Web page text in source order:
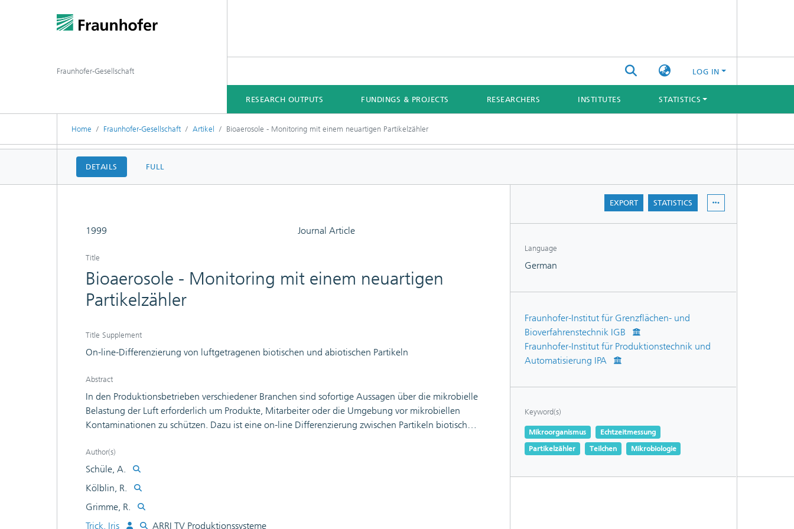
LOG IN
RESEARCH OUTPUTS FUNDINGS & PROJECTS RESEARCHERS INSTITUTES STATISTICS
Fraunhofer-Gesellschaft
Home Fraunhofer-Gesellschaft Artikel Bioaerosole - Monitoring mit einem neuartigen Partikelzähler
DETAILS FULL
EXPORT STATISTICS
1999 Journal Article
Title
Bioaerosole - Monitoring mit einem neuartigen
Partikelzähler
Title Supplement
On-line-Differenzierung von luftgetragenen biotischen und abiotischen Partikeln
Abstract
In den Produktionsbetrieben verschiedener Branchen sind sofortige Aussagen über die mikrobielle
Belastung der Luft erforderlich um Produkte, Mitarbeiter oder die Umgebung vor mikrobiellen
Kontaminationen zu schützen. Dazu ist eine on-line Differenzierung zwischen Partikeln biotischen
verwirklicht ist. Die analytische Bewegung von Bioearosolen stellt nach wie vor eine
Herausforderung dar. Obwohl die herkömmliche Partikelmeßtechnik Anzahl und Größe von
Partikeln erfasst und die mikrobiologischen Methoden nach Sammeln der Luftkeime auf
Nährmedien und entsprechender Inkubationszeit Auskunft über die Anzahl an
vermehrungsfähigen Mikroorganismen geben, besteht Bedarf für eine Methode, die sich zur
Echtzeitmessung eingnet.
Author(s)
Schüle, A.
Kölblin, R.
Grimme, R.
Trick, Iris
ARRI TV Produktionssysteme
Language
German
Fraunhofer-Institut für Grenzflächen- und
Bioverfahrenstechnik IGB
Fraunhofer-Institut für Produktionstechnik und
Automatisierung IPA
Keyword(s)
Mikroorganismus
Echtzeitmessung
Partikelzähler
Teilchen Mikrobiologie